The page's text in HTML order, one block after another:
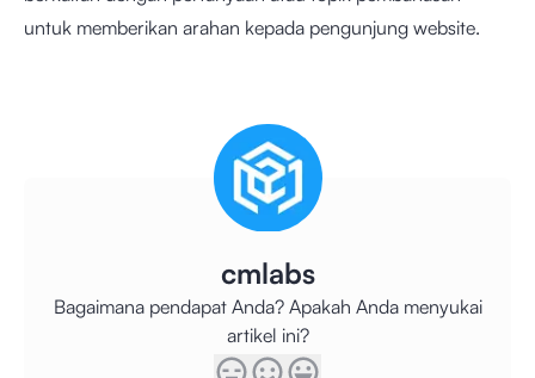
untuk memberikan arahan kepada pengunjung website.
cmlabs
Bagaimana pendapat Anda? Apakah Anda menyukai
artikel ini?